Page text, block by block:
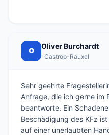
O
Oliver Burchardt
· Castrop-Rauxel
Sehr geehrte
Anfrage, die ich gerne im
beantworte. Ein
Beschädigung des KFz
auf einer unerlaubten